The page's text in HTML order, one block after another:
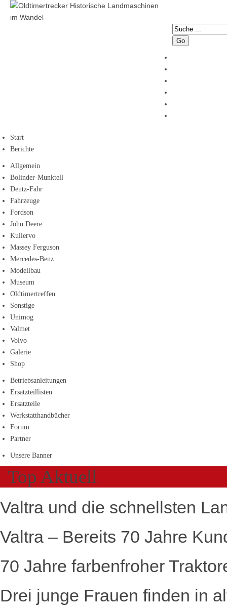
Go
Start
Berichte
Allgemein
Bolinder-Munktell
Deutz-Fahr
Fahrzeuge
Fordson
John Deere
Kullervo
Massey Ferguson
Mercedes-Benz
Modellbau
Museum
Oldtimertreffen
Sonstige
Unimog
Valmet
Volvo
Galerie
Shop
Betriebsanleitungen
Ersatzteillisten
Ersatzteile
Werkstatthandbücher
Forum
Partner
Unsere Banner
Top Aktuell
Valtra und die schnellsten
Valtra – Bereits 70 Jahre
70 Jahre farbenfroher
Drei junge Frauen finden in